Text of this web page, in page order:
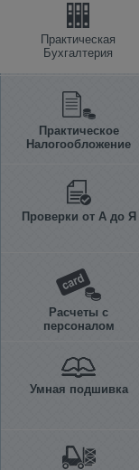
Практическая
Бухгалтерия
Практическое
Налогообложение
Проверки от А до Я
Расчеты с
персоналом
Умная подшивка